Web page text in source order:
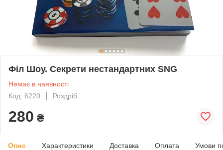
Філ Шоу. Секрети нестандартних SNG
Немає в наявності
Код: 6220
Роздріб
280 ₴
Опис Характеристики Доставка Оплата Умови